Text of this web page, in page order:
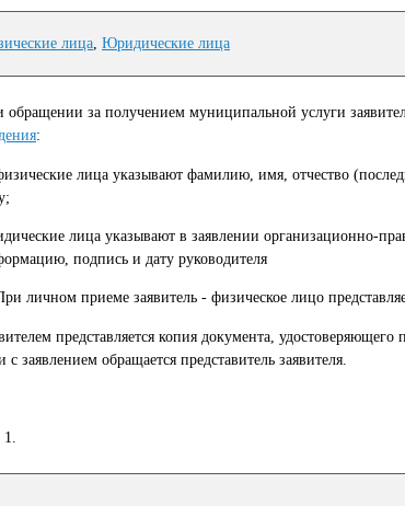
лица Юридические лица
обращении за получением муниципальной услуги
:
лица указывают фамилию, имя, отчество
лица указывают в заявлении организационно-
подпись и дату руководителя
личном приеме заявитель - физическое лицо
представляется копия документа,
с заявлением обращается представитель заявителя.